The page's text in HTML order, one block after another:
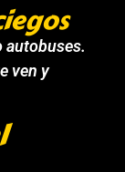
autobuses.
ven y